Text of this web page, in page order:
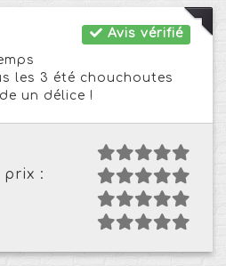
Avis vérifié
les 3 été chouchoutes
un délice !
prix :